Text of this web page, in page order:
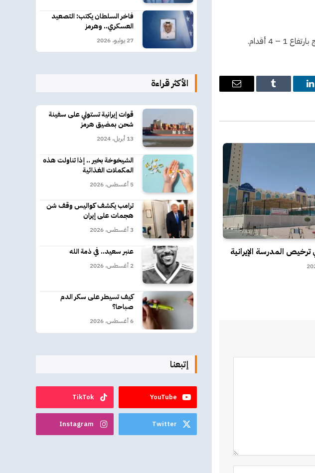
لينكدإن Tumblr
البريد
ترخيص المدرسة الإيرانية
فاخر السلطان يكتب: التصعيد
العسكري.. وهرمز
27 يوليو، 2026
الأكثر قراءة
قوات إيرانية تستولي على سفينة
شحن بمضيق هرمز
13 أبريل، 2024
الشيخوخة بخير .. إذا تناولت هذه
المكملات الغذائية
5 أغسطس، 2026
ترامب يكشف كواليس وقف شن
هجمات على إيران
3 أغسطس، 2026
عنبر سعيد.. في ذمة الله
2 أغسطس، 2026
كيف تسيطر على سكر الدم
صباحا؟
6 أغسطس، 2026
إتبعنا
YouTube
TikTok
Twitter
Instagram